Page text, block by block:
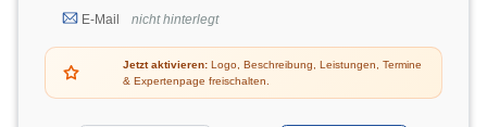
E-Mail
nicht hinterlegt
Jetzt aktivieren: Logo, Beschreibung, Leistungen, Termine
& Expertenpage freischalten.